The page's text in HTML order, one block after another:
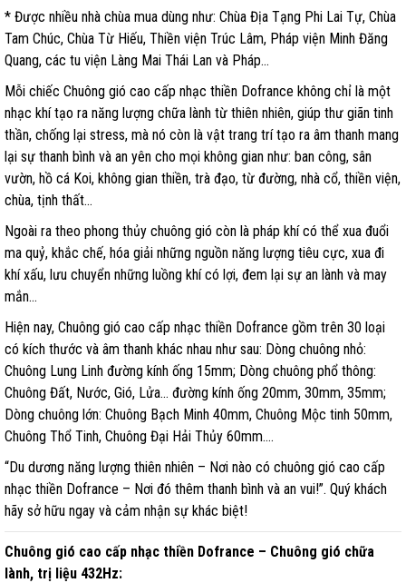
* Được nhiều nhà chùa mua dùng như: Chùa Địa Tạng Phi Lai Tự, Chùa
Tam Chúc, Chùa Từ Hiếu, Thiền viện Trúc Lâm, Pháp viện Minh Đăng
Quang, các tu viện Làng Mai Thái Lan và Pháp…
Mỗi chiếc Chuông gió cao cấp nhạc thiền Dofrance không chỉ là một
nhạc khí tạo ra năng lượng chữa lành từ thiên nhiên, giúp thư giãn tinh
thần, chống lại stress, mà nó còn là vật trang trí tạo ra âm thanh mang
lại sự thanh bình và an yên cho mọi không gian như: ban công, sân
vườn, hồ cá Koi, không gian thiền, trà đạo, từ đường, nhà cổ, thiền viện,
chùa, tịnh thất…
Ngoài ra theo phong thủy chuông gió còn là pháp khí có thể xua đuổi
ma quỷ, khắc chế, hóa giải những nguồn năng lượng tiêu cực, xua đi
khí xấu, lưu chuyển những luồng khí có lợi, đem lại sự an lành và may
mắn…
Hiện nay, Chuông gió cao cấp nhạc thiền Dofrance gồm trên 30 loại
có kích thước và âm thanh khác nhau như sau: Dòng chuông nhỏ:
Chuông Lung Linh đường kính ống 15mm; Dòng chuông phổ thông:
Chuông Đất, Nước, Gió, Lửa… đường kính ống 20mm, 30mm, 35mm;
Dòng chuông lớn: Chuông Bạch Minh 40mm, Chuông Mộc tinh 50mm,
Chuông Thổ Tinh, Chuông Đại Hải Thủy 60mm….
“Du dương năng lượng thiên nhiên – Nơi nào có chuông gió cao cấp
nhạc thiền Dofrance – Nơi đó thêm thanh bình và an vui!”. Quý khách
hãy sở hữu ngay và cảm nhận sự khác biệt!
Chuông gió cao cấp nhạc thiền Dofrance – Chuông gió chữa
lành, trị liệu 432Hz: